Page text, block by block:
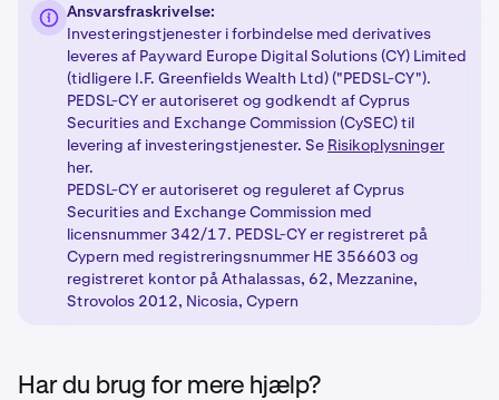
Aktiver produkter:Når du har gennemført de
nødvendige trin, vil dine valgte produkter blive låst
op med de passende lovmæssige beskyttelser
baseret på din kundeklassificering.
overholde lovmæssige krav.
Få adgang til nye produkter:Når du har gennemført
de nødvendige trin, kan du nyde nye
handelsmuligheder med vores regulerede produkter.
Ansvarsfraskrivelse:
Investeringstjenester i forbindelse med derivatives
leveres af Payward Europe Digital Solutions (CY) Limited
(tidligere I.F. Greenfields Wealth Ltd) ("PEDSL-CY").
PEDSL-CY er autoriseret og godkendt af Cyprus
Securities and Exchange Commission (CySEC) til
levering af investeringstjenester. Se Risikoplysninger
her.
PEDSL-CY er autoriseret og reguleret af Cyprus
Securities and Exchange Commission med
licensnummer 342/17. PEDSL-CY er registreret på
Cypern med registreringsnummer HE 356603 og
registreret kontor på Athalassas, 62, Mezzanine,
Strovolos 2012, Nicosia, Cypern
Har du brug for mere hjælp?